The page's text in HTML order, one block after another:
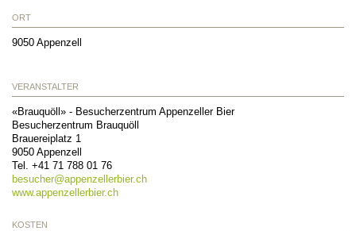
ORT
9050 Appenzell
VERANSTALTER
«Brauquöll» - Besucherzentrum Appenzeller Bier
Besucherzentrum Brauquöll
Brauereiplatz 1
9050 Appenzell
Tel. +41 71 788 01 76
besucher@appenzellerbier.ch
www.appenzellerbier.ch
KOSTEN